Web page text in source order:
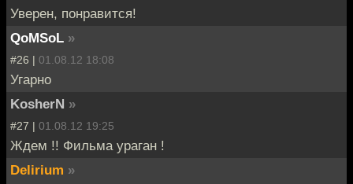
Уверен, понравится!
QoMSoL »
#26 | 01.08.12 18:08
Угарно
KosherN »
#27 | 01.08.12 19:25
Ждем !! Фильма ураган !
Delirium »